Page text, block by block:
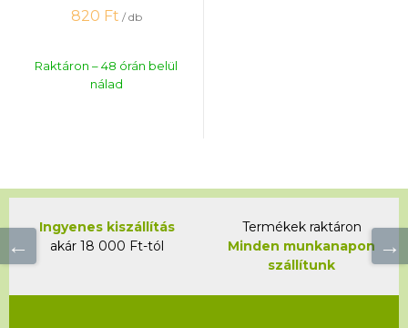
820 Ft / db
Raktáron – 48 órán belül
nálad
Ingyenes kiszállítás
akár 18 000 Ft-tól
Termékek raktáron
Minden munkanapon
szállítunk